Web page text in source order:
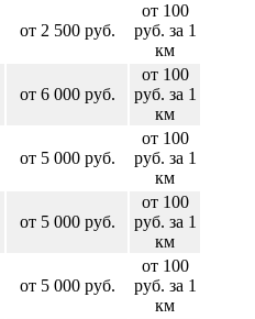
от 2 500 руб.
от 100
руб. за 1
км
от 6 000 руб.
от 100
руб. за 1
км
от 5 000 руб.
от 100
руб. за 1
км
от 5 000 руб.
от 100
руб. за 1
км
от 5 000 руб.
от 100
руб. за 1
км